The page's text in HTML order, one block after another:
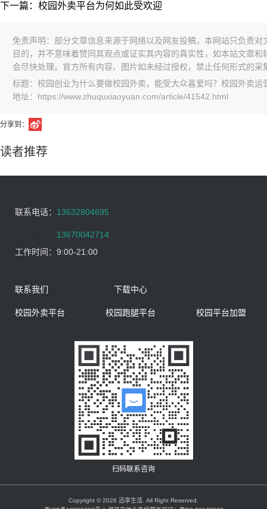
下一篇：校园外卖平台为何如此受欢迎
免责声明：部分文章信息来源于网络以及网友投稿，本网站只负责
目的，并不意味着赞同其观点或证实其内容的真实性，如本站文章
会尽快处理。官方所有内容、图片如未经过授权，禁止任何形式的采
标题：校园创业为什么要做校园外卖，能受大众喜爱吗？校园外卖运
地址：https://www.zhuquxiaoyuan.com/article/41542.html
分享到：
读者推荐
联系电话： 13632804695
13670042714
工作时间： 9:00-21:00
联系我们 下载中心
校园外卖平台 校园跑腿平台 校园平台加盟
扫码联系咨询
Copyright © 2026 迅享生活. All Right Reserved.